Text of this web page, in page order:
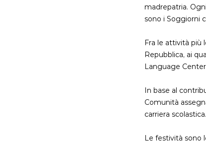
madrepatria.
sono i Soggiorni
Fra le attività più
Repubblica, ai
Language
In base al
Comunità
carriera scolastica.
Le festività sono